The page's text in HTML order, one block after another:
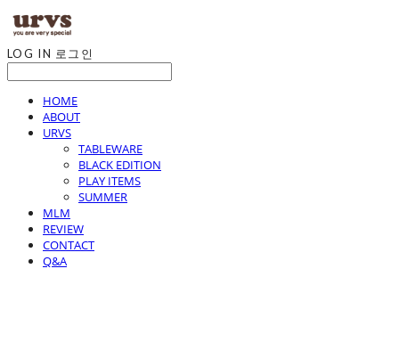
LOG IN 로그인
HOME
ABOUT
URVS
TABLEWARE
BLACK EDITION
PLAY ITEMS
SUMMER
MLM
REVIEW
CONTACT
Q&A